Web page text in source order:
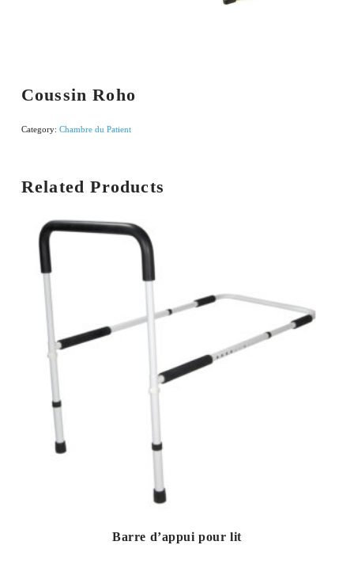
Coussin Roho
Category: Chambre du Patient
Related Products
Barre d’appui pour lit